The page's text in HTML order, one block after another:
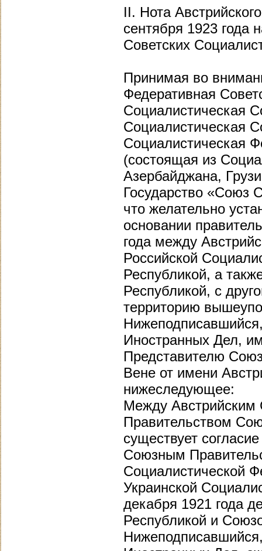
II. Нота
сентября 1923 года
Советских
Принимая во
Федеративная
Социалистическая
Социалистическая
Социалистическая
(состоящая из
Азербайджана,
Государство «Союз
что желательно
основании
года между
Российской
Республикой, а
Республикой, с
территорию
Иностранных Дел,
Представителю
Вене от имени
нижеследующее:
Между
Правительством
существует
Союзным
Социалистической
Украинской
декабря 1921 года
Республикой и